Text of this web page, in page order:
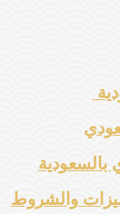
بالسعودية
والشروط